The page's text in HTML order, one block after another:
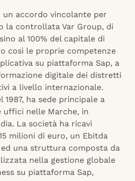
accordo vincolante per
la controllata Var Group, di
al 100% del capitale di
così le proprie competenze
su piattaforma Sap, a
digitale dei distretti
a livello internazionale.
ha sede principale a
uffici nelle Marche, in
La società ha ricavi
milioni di euro, un Ebitda
ed una struttura composta da
nella gestione globale
su piattaforma Sap,